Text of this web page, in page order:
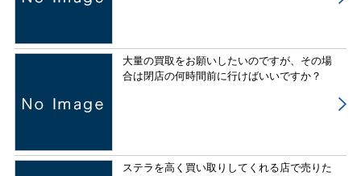
大量の買取をお願いしたいのですが、その場
合は閉店の何時間前に行けばいいですか？
ステラを高く買い取りしてくれる店で売りた